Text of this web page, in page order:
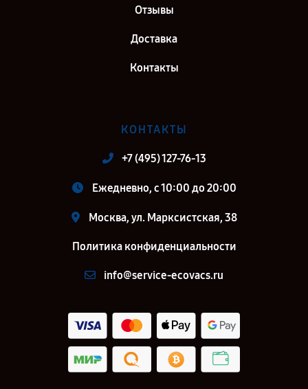
Ремонт робота-пылесоса Ecovacs ECOVACS DEEBOT N8 в г. Воронеж
Ремонт робота-пылесоса Ecovacs ECOVACS DEEBOT N8 в г. Киров
Отзывы
Доставка
Контакты
КОНТАКТЫ
+7 (495) 127-76-13
Ежедневно, с 10:00 до 20:00
Москва, ул. Марксистская, 38
Политика конфиденциальности
info@service-ecovacs.ru